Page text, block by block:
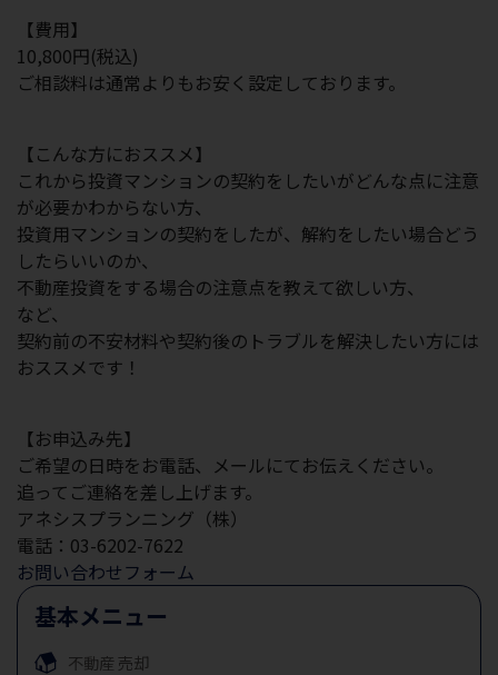
【費用】
10,800円(税込)
ご相談料は通常よりもお安く設定しております。
【こんな方におススメ】
これから投資マンションの契約をしたいがどんな点に注意
が必要かわからない方、
投資用マンションの契約をしたが、解約をしたい場合どう
したらいいのか、
不動産投資をする場合の注意点を教えて欲しい方、
など、
契約前の不安材料や契約後のトラブルを解決したい方には
おススメです！
【お申込み先】
ご希望の日時をお電話、メールにてお伝えください。
追ってご連絡を差し上げます。
アネシスプランニング（株）
電話：03-6202-7622
お問い合わせフォーム
基本メニュー
不動産 売却